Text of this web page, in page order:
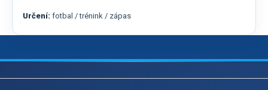
Určení: fotbal / trénink / zápas
Z